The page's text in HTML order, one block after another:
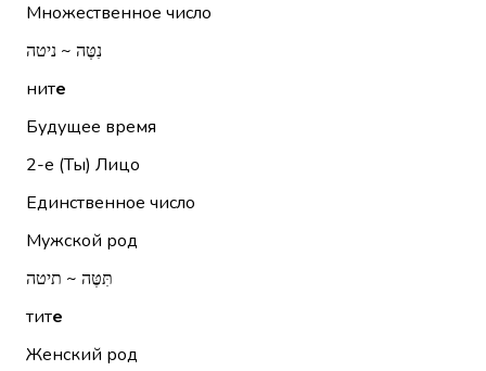
Множественное число
נִטֶּה ~ ניטה
ните
Будущее время
2-е (Ты) Лицо
Единственное число
Мужской род
תִּטֶּה ~ תיטה
тите
Женский род